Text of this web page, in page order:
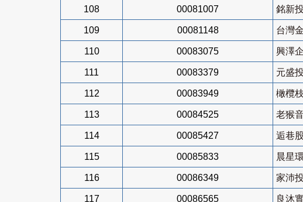
108 00081007 銘新
109 00081148 台灣
110 00083075 興澤
111 00083379 元盛
112 00083949 橄欖
113 00084525 老猴
114 00085427 逅巷
115 00085833 晨星
116 00086349 家沛
117 00086565 良沐